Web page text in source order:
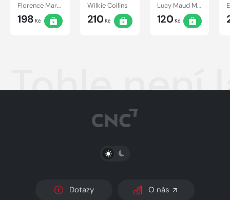
Florence Marryat
198 Kč
Wilkie Collins
210Kč
Lucy Maud Montgomery
120Kč
Tohle není
PŘEPNOUT SVĚTLÝ/TMAVÝ REŽIM
Dotazy O nás